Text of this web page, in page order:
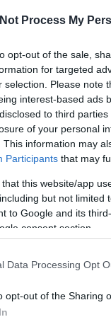
Process My
opt-out of the sale,
for targeted
selection. Please note
interest-based ads
to third
of your personal
This information may
Participants that may
that this website/app
but not limited
to Google and its
consent section.
Data Processing Opt
opt-out of the Sharing
csokis
chocolate
Nutella as well.
© 2005-2025